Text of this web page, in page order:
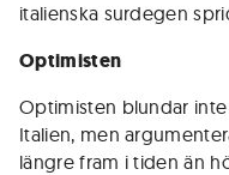
italienska surdegen
Optimisten
Optimisten blundar
Italien, men
längre fram i tiden än